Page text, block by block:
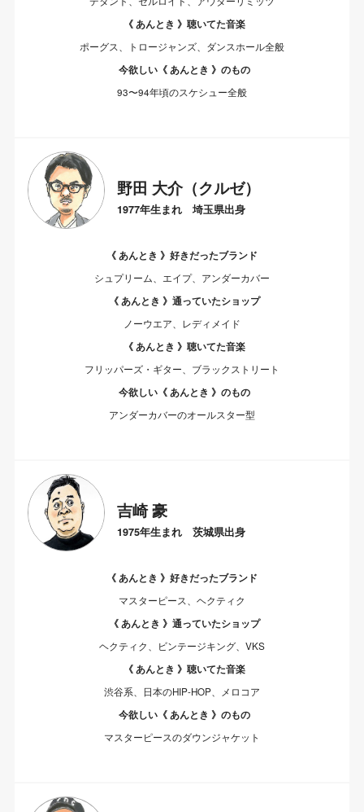
《 あんとき 》聴いてた音楽
ポーグス、トロージャンズ、ダンスホール全般
今欲しい《 あんとき 》のもの
93〜94年頃のスケシュー全般
野田 大介（クルゼ）
1977年生まれ 埼玉県出身
《 あんとき 》好きだったブランド
シュプリーム、エイプ、アンダーカバー
《 あんとき 》通っていたショップ
ノーウエア、レディメイド
《 あんとき 》聴いてた音楽
フリッパーズ・ギター、ブラックストリート
今欲しい《 あんとき 》のもの
アンダーカバーのオールスター型
吉崎 豪
1975年生まれ 茨城県出身
《 あんとき 》好きだったブランド
マスターピース、ヘクティク
《 あんとき 》通っていたショップ
ヘクティク、ビンテージキング、VKS
《 あんとき 》聴いてた音楽
渋谷系、日本のHIP-HOP、メロコア
今欲しい《 あんとき 》のもの
マスターピースのダウンジャケット